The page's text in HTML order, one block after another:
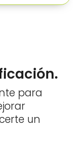
para
un